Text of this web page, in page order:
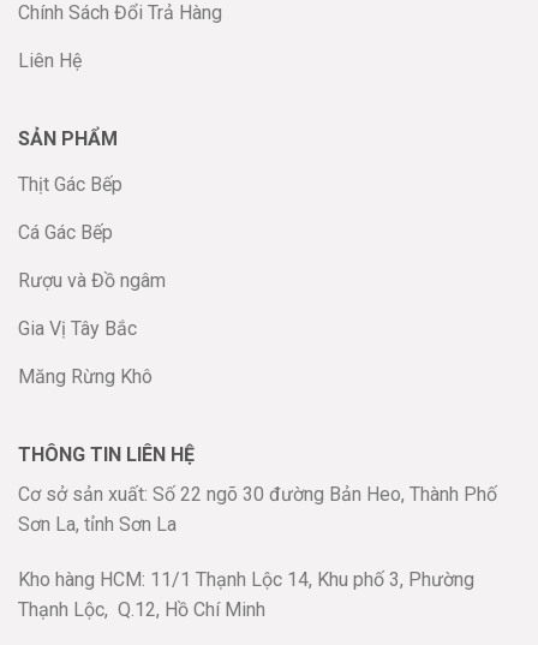
Chính Sách Đổi Trả Hàng
Liên Hệ
SẢN PHẨM
Thịt Gác Bếp
Cá Gác Bếp
Rượu và Đồ ngâm
Gia Vị Tây Bắc
Măng Rừng Khô
THÔNG TIN LIÊN HỆ
Cơ sở sản xuất: Số 22 ngõ 30 đường Bản Heo, Thành Phố
Sơn La, tỉnh Sơn La
Kho hàng HCM: 11/1 Thạnh Lộc 14, Khu phố 3, Phường
Thạnh Lộc, Q.12, Hồ Chí Minh